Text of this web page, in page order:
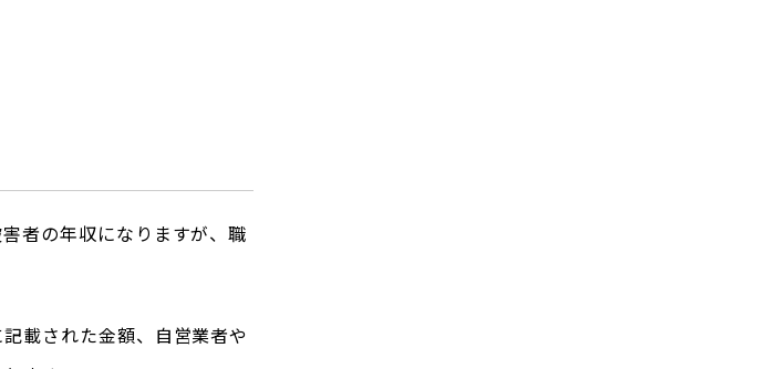
者の年収になりますが、職
載された金額、自営業者や